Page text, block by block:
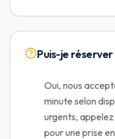
Puis-je
Oui, nous
minute selon
urgents,
pour une prise